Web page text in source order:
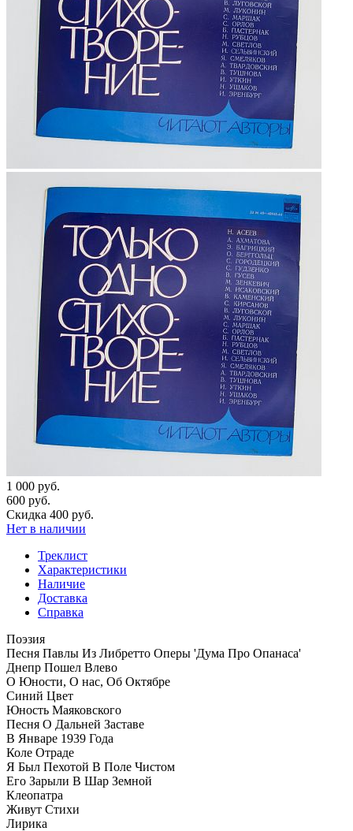
1 000 руб.
600 руб.
Скидка 400 руб.
Нет в наличии
Треклист
Характеристики
Наличие
Доставка
Справка
Поэзия
Песня Павлы Из Либретто Оперы 'Дума Про Опанаса'
Днепр Пошел Влево
О Юности, О нас, Об Октябре
Синий Цвет
Юность Маяковского
Песня О Дальней Заставе
В Январе 1939 Года
Коле Отраде
Я Был Пехотой В Поле Чистом
Его Зарыли В Шар Земной
Клеопатра
Живут Стихи
Лирика